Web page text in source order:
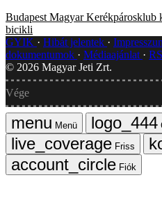
Budapest Magyar Kerékpárosklub
bicikli
GYIK
Hibát jelentek
dokumentumok
Médiaajánlat
© 2026 Magyar Jeti Zrt.
Vége
Menü
Friss
Fiók